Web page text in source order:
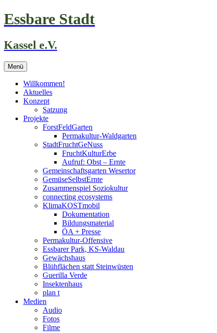
Zum
Inhalt
Essbare Stadt
Kassel e.V.
Menü
Willkommen!
Aktuelles
Konzept
Satzung
Projekte
ForstFeldGarten
Permakultur-Waldgarten
StadtFruchtGeNuss
FruchtKulturErbe
Aufruf: Obst – Ernte
Gemeinschaftsgarten Wesertor
GemüseSelbstErnte
Zusammenspiel Soziokultur
connecting ecosystems
KlimaKOSTmobil
Dokumentation
Bildungsmaterial
ÖA + Presse
Permakultur-Offensive
Essbarer Park, KS-Waldau
Gewächshaus
Blühflächen statt Steinwüsten
Guerilla Verde
Insektenhaus
plan t
Medien
Audio
Fotos
Filme